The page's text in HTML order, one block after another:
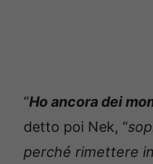
“Ho ancora dei
detto poi Nek, “
perché rimettere